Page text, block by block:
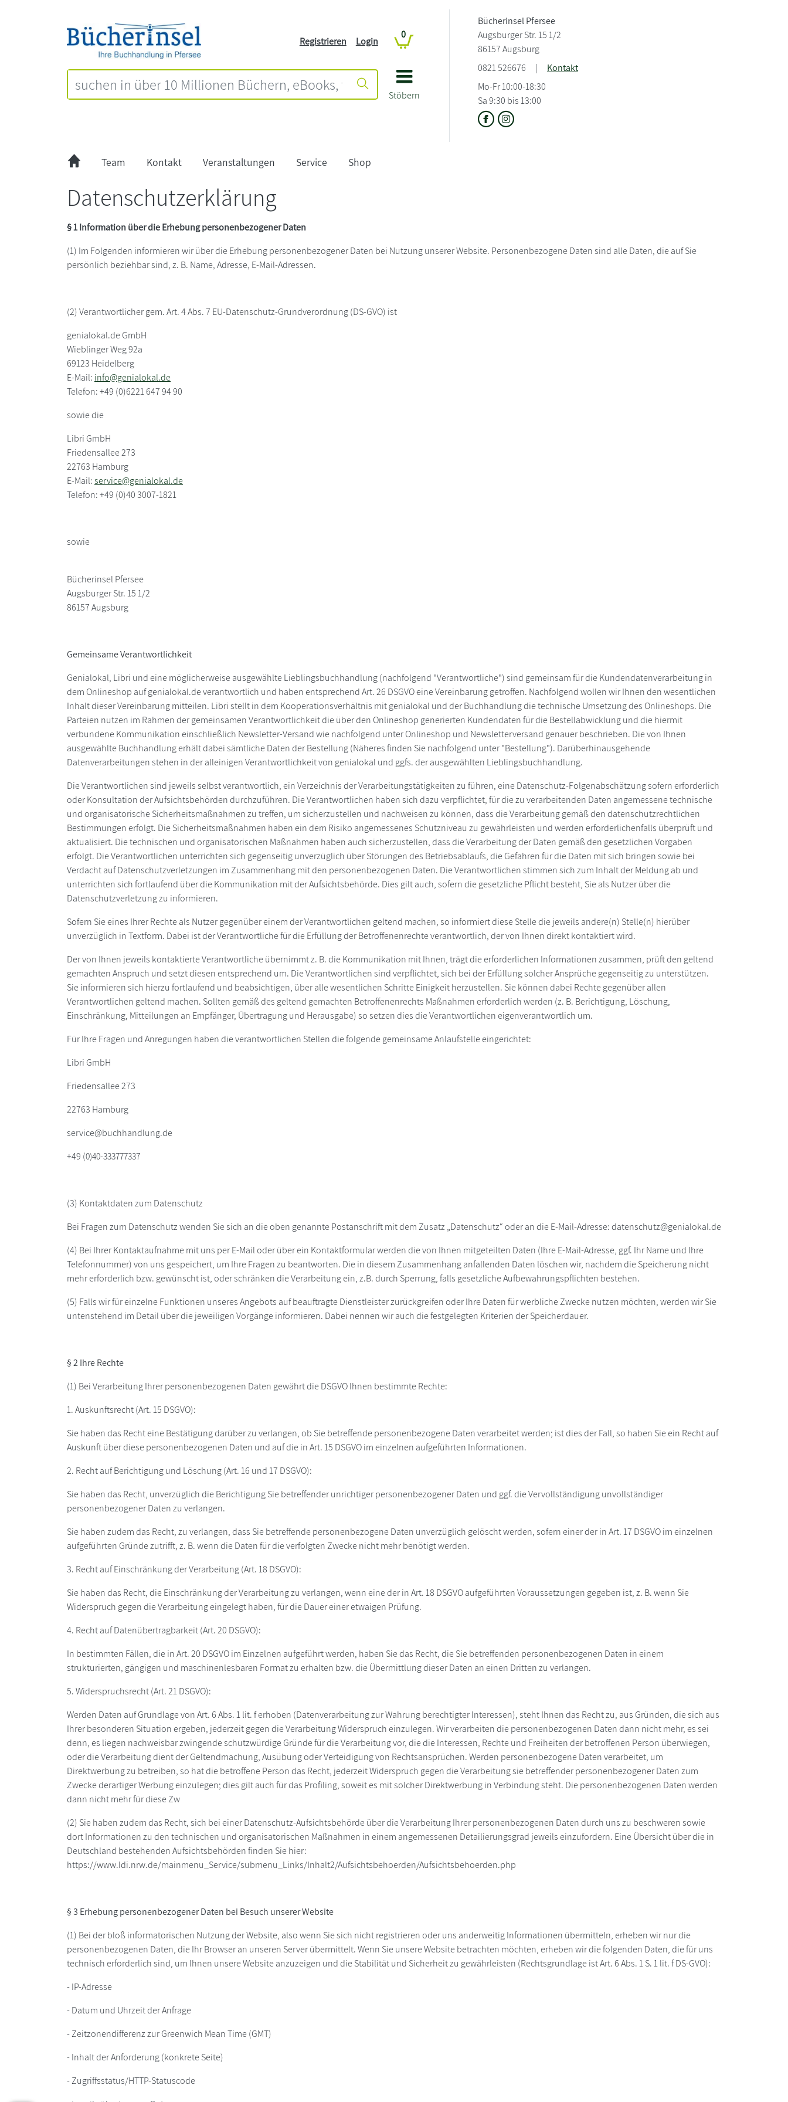
Stöbern
Registrieren Login
0
Bücherinsel Pfersee
Augsburger Str. 15 1/2
86157 Augsburg
0821 526676
|
Kontakt
Mo-Fr 10:00-18:30
Sa 9:30 bis 13:00
Team Kontakt Veranstaltungen Service Shop
Datenschutzerklärung
§ 1 Information über die Erhebung personenbezogener Daten
(1) Im Folgenden informieren wir über die Erhebung personenbezogener Daten bei Nutzung unserer Website. Personenbezogene Daten sind alle Daten, die auf Sie
persönlich beziehbar sind, z. B. Name, Adresse, E-Mail-Adressen.
(2) Verantwortlicher gem. Art. 4 Abs. 7 EU-Datenschutz-Grundverordnung (DS-GVO) ist
genialokal.de GmbH
Wieblinger Weg 92a
69123 Heidelberg
E-Mail: info@genialokal.de
Telefon: +49 (0)6221 647 94 90
sowie die
Libri GmbH
Friedensallee 273
22763 Hamburg
E-Mail:service@genialokal.de
Telefon: +49 (0)40 3007-1821
sowie
Bücherinsel Pfersee
Augsburger Str. 15 1/2
86157 Augsburg
Gemeinsame Verantwortlichkeit
Genialokal, Libri und eine möglicherweise ausgewählte Lieblingsbuchhandlung (nachfolgend "Verantwortliche") sind gemeinsam für die Kundendatenverarbeitung in
dem Onlineshop auf genialokal.de verantwortlich und haben entsprechend Art. 26 DSGVO eine Vereinbarung getroffen. Nachfolgend wollen wir Ihnen den wesentlichen
Inhalt dieser Vereinbarung mitteilen. Libri stellt in dem Kooperationsverhältnis mit genialokal und der Buchhandlung die technische Umsetzung des Onlineshops. Die
Parteien nutzen im Rahmen der gemeinsamen Verantwortlichkeit die über den Onlineshop generierten Kundendaten für die Bestellabwicklung und die hiermit
verbundene Kommunikation einschließlich Newsletter-Versand wie nachfolgend unter Onlineshop und Newsletterversand genauer beschrieben. Die von Ihnen
ausgewählte Buchhandlung erhält dabei sämtliche Daten der Bestellung (Näheres finden Sie nachfolgend unter "Bestellung"). Darüberhinausgehende
Datenverarbeitungen stehen in der alleinigen Verantwortlichkeit von genialokal und ggfs. der ausgewählten Lieblingsbuchhandlung.
Die Verantwortlichen sind jeweils selbst verantwortlich, ein Verzeichnis der Verarbeitungstätigkeiten zu führen, eine Datenschutz-Folgenabschätzung sofern erforderlich
oder Konsultation der Aufsichtsbehörden durchzuführen. Die Verantwortlichen haben sich dazu verpflichtet, für die zu verarbeitenden Daten angemessene technische
und organisatorische Sicherheitsmaßnahmen zu treffen, um sicherzustellen und nachweisen zu können, dass die Verarbeitung gemäß den datenschutzrechtlichen
Bestimmungen erfolgt. Die Sicherheitsmaßnahmen haben ein dem Risiko angemessenes Schutzniveau zu gewährleisten und werden erforderlichenfalls überprüft und
aktualisiert. Die technischen und organisatorischen Maßnahmen haben auch sicherzustellen, dass die Verarbeitung der Daten gemäß den gesetzlichen Vorgaben
erfolgt. Die Verantwortlichen unterrichten sich gegenseitig unverzüglich über Störungen des Betriebsablaufs, die Gefahren für die Daten mit sich bringen sowie bei
Verdacht auf Datenschutzverletzungen im Zusammenhang mit den personenbezogenen Daten. Die Verantwortlichen stimmen sich zum Inhalt der Meldung ab und
unterrichten sich fortlaufend über die Kommunikation mit der Aufsichtsbehörde. Dies gilt auch, sofern die gesetzliche Pflicht besteht, Sie als Nutzer über die
Datenschutzverletzung zu informieren.
Sofern Sie eines Ihrer Rechte als Nutzer gegenüber einem der Verantwortlichen geltend machen, so informiert diese Stelle die jeweils andere(n) Stelle(n) hierüber
unverzüglich in Textform. Dabei ist der Verantwortliche für die Erfüllung der Betroffenenrechte verantwortlich, der von Ihnen direkt kontaktiert wird.
Der von Ihnen jeweils kontaktierte Verantwortliche übernimmt z. B. die Kommunikation mit Ihnen, trägt die erforderlichen Informationen zusammen, prüft den geltend
gemachten Anspruch und setzt diesen entsprechend um. Die Verantwortlichen sind verpflichtet, sich bei der Erfüllung solcher Ansprüche gegenseitig zu unterstützen.
Sie informieren sich hierzu fortlaufend und beabsichtigen, über alle wesentlichen Schritte Einigkeit herzustellen. Sie können dabei Rechte gegenüber allen
Verantwortlichen geltend machen. Sollten gemäß des geltend gemachten Betroffenenrechts Maßnahmen erforderlich werden (z. B. Berichtigung, Löschung,
Einschränkung, Mitteilungen an Empfänger, Übertragung und Herausgabe) so setzen dies die Verantwortlichen eigenverantwortlich um.
Für Ihre Fragen und Anregungen haben die verantwortlichen Stellen die folgende gemeinsame Anlaufstelle eingerichtet:
Libri GmbH
Friedensallee 273
22763 Hamburg
service@buchhandlung.de
+49 (0)40-333777337
(3) Kontaktdaten zum Datenschutz
Bei Fragen zum Datenschutz wenden Sie sich an die oben genannte Postanschrift mit dem Zusatz „Datenschutz“ oder an die E-Mail-Adresse: datenschutz@genialokal.de
(4) Bei Ihrer Kontaktaufnahme mit uns per E-Mail oder über ein Kontaktformular werden die von Ihnen mitgeteilten Daten (Ihre E-Mail-Adresse, ggf. Ihr Name und Ihre
Telefonnummer) von uns gespeichert, um Ihre Fragen zu beantworten. Die in diesem Zusammenhang anfallenden Daten löschen wir, nachdem die Speicherung nicht
mehr erforderlich bzw. gewünscht ist, oder schränken die Verarbeitung ein, z.B. durch Sperrung, falls gesetzliche Aufbewahrungspflichten bestehen.
(5) Falls wir für einzelne Funktionen unseres Angebots auf beauftragte Dienstleister zurückgreifen oder Ihre Daten für werbliche Zwecke nutzen möchten, werden wir Sie
untenstehend im Detail über die jeweiligen Vorgänge informieren. Dabei nennen wir auch die festgelegten Kriterien der Speicherdauer.
§ 2 Ihre Rechte
(1) Bei Verarbeitung Ihrer personenbezogenen Daten gewährt die DSGVO Ihnen bestimmte Rechte:
1. Auskunftsrecht (Art. 15 DSGVO):
Sie haben das Recht eine Bestätigung darüber zu verlangen, ob Sie betreffende personenbezogene Daten verarbeitet werden; ist dies der Fall, so haben Sie ein Recht auf
Auskunft über diese personenbezogenen Daten und auf die in Art. 15 DSGVO im einzelnen aufgeführten Informationen.
2. Recht auf Berichtigung und Löschung (Art. 16 und 17 DSGVO):
Sie haben das Recht, unverzüglich die Berichtigung Sie betreffender unrichtiger personenbezogener Daten und ggf. die Vervollständigung unvollständiger
personenbezogener Daten zu verlangen.
Sie haben zudem das Recht, zu verlangen, dass Sie betreffende personenbezogene Daten unverzüglich gelöscht werden, sofern einer der in Art. 17 DSGVO im einzelnen
aufgeführten Gründe zutrifft, z. B. wenn die Daten für die verfolgten Zwecke nicht mehr benötigt werden.
3. Recht auf Einschränkung der Verarbeitung (Art. 18 DSGVO):
Sie haben das Recht, die Einschränkung der Verarbeitung zu verlangen, wenn eine der in Art. 18 DSGVO aufgeführten Voraussetzungen gegeben ist, z. B. wenn Sie
Widerspruch gegen die Verarbeitung eingelegt haben, für die Dauer einer etwaigen Prüfung.
4. Recht auf Datenübertragbarkeit (Art. 20 DSGVO):
In bestimmten Fällen, die in Art. 20 DSGVO im Einzelnen aufgeführt werden, haben Sie das Recht, die Sie betreffenden personenbezogenen Daten in einem
strukturierten, gängigen und maschinenlesbaren Format zu erhalten bzw. die Übermittlung dieser Daten an einen Dritten zu verlangen.
5. Widerspruchsrecht (Art. 21 DSGVO):
Werden Daten auf Grundlage von Art. 6 Abs. 1 lit. f erhoben (Datenverarbeitung zur Wahrung berechtigter Interessen), steht Ihnen das Recht zu, aus Gründen, die sich aus
Ihrer besonderen Situation ergeben, jederzeit gegen die Verarbeitung Widerspruch einzulegen. Wir verarbeiten die personenbezogenen Daten dann nicht mehr, es sei
denn, es liegen nachweisbar zwingende schutzwürdige Gründe für die Verarbeitung vor, die die Interessen, Rechte und Freiheiten der betroffenen Person überwiegen,
oder die Verarbeitung dient der Geltendmachung, Ausübung oder Verteidigung von Rechtsansprüchen. Werden personenbezogene Daten verarbeitet, um
Direktwerbung zu betreiben, so hat die betroffene Person das Recht, jederzeit Widerspruch gegen die Verarbeitung sie betreffender personenbezogener Daten zum
Zwecke derartiger Werbung einzulegen; dies gilt auch für das Profiling, soweit es mit solcher Direktwerbung in Verbindung steht. Die personenbezogenen Daten werden
dann nicht mehr für diese Zw
(2) Sie haben zudem das Recht, sich bei einer Datenschutz-Aufsichtsbehörde über die Verarbeitung Ihrer personenbezogenen Daten durch uns zu beschweren sowie
dort Informationen zu den technischen und organisatorischen Maßnahmen in einem angemessenen Detailierungsgrad jeweils einzufordern. Eine Übersicht über die in
Deutschland bestehenden Aufsichtsbehörden finden Sie hier:
https://www.ldi.nrw.de/mainmenu_Service/submenu_Links/Inhalt2/Aufsichtsbehoerden/Aufsichtsbehoerden.php
§ 3 Erhebung personenbezogener Daten bei Besuch unserer Website
(1) Bei der bloß informatorischen Nutzung der Website, also wenn Sie sich nicht registrieren oder uns anderweitig Informationen übermitteln, erheben wir nur die
personenbezogenen Daten, die Ihr Browser an unseren Server übermittelt. Wenn Sie unsere Website betrachten möchten, erheben wir die folgenden Daten, die für uns
technisch erforderlich sind, um Ihnen unsere Website anzuzeigen und die Stabilität und Sicherheit zu gewährleisten (Rechtsgrundlage ist Art. 6 Abs. 1 S. 1 lit. f DS-GVO):
- IP-Adresse
- Datum und Uhrzeit der Anfrage
- Zeitzonendifferenz zur Greenwich Mean Time (GMT)
- Inhalt der Anforderung (konkrete Seite)
- Zugriffsstatus/HTTP-Statuscode